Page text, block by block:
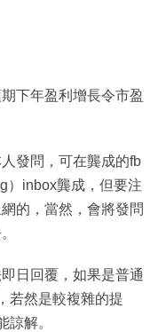
下年盈利增長令市盈
發問，可在龔成的fb
）inbox龔成，但要注
的，當然，會將發問
日回覆，如果是普通
若然是較複雜的提
諒解。